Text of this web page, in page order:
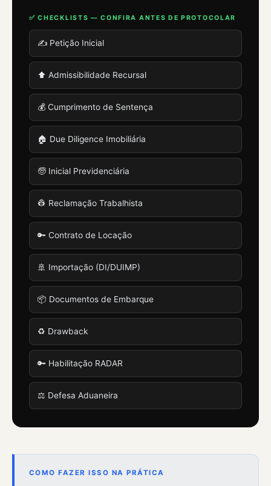
✅ CHECKLISTS — CONFIRA ANTES DE PROTOCOLAR
✍️ Petição Inicial
⬆️ Admissibilidade Recursal
💰 Cumprimento de Sentença
🏠 Due Diligence Imobiliária
🧓 Inicial Previdenciária
👷 Reclamação Trabalhista
🔑 Contrato de Locação
🚢 Importação (DI/DUIMP)
📦 Documentos de Embarque
♻️ Drawback
🔑 Habilitação RADAR
⚖️ Defesa Aduaneira
COMO FAZER ISSO NA PRÁTICA